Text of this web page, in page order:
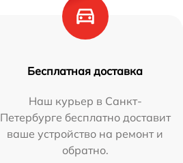
Бесплатная доставка
Наш курьер в Санкт-
Петербурге бесплатно доставит
ваше устройство на ремонт и
обратно.